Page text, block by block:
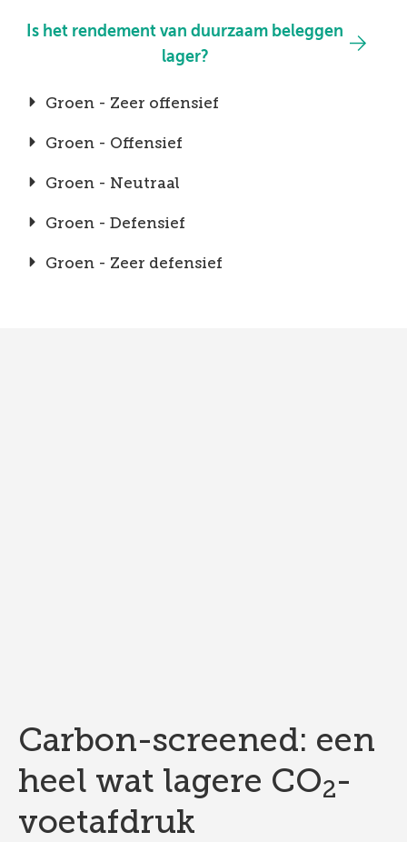
Is het rendement van duurzaam beleggen
lager?
Groen - Zeer offensief
Groen - Offensief
Groen - Neutraal
Groen - Defensief
Groen - Zeer defensief
Carbon-screened: een
heel wat lagere CO2-
voetafdruk